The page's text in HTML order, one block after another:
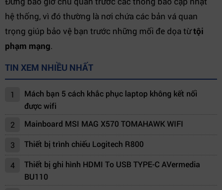
hệ thống, vì đó thường là nơi chứa các bản vá quan
trọng giúp bảo vệ bạn trước những mối đe dọa từtội
phạm mạng.
TIN XEM NHIỀU NHẤT
1
Mách bạn 5 cách khắc phục laptop không kết nối
được wifi
2
Mainboard MSI MAG X570 TOMAHAWK WIFI
3 Thiết bị trình chiếu Logitech R800
4
Thiết bị ghi hình HDMI To USB TYPE-C AVermedia
BU110